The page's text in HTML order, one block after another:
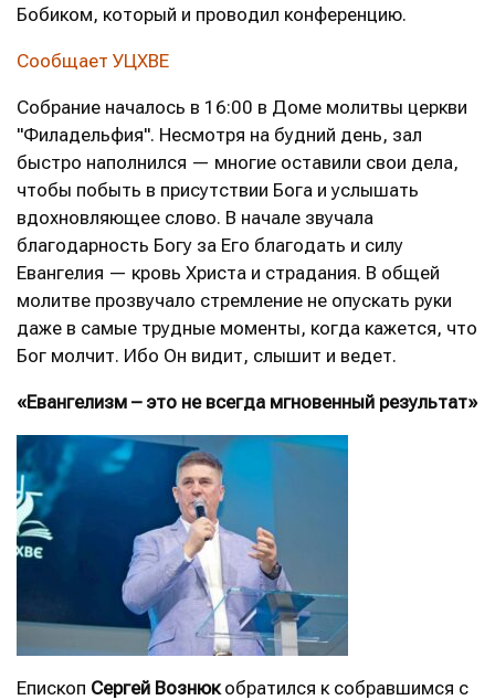
Бобиком, который и проводил конференцию.
Сообщает УЦХВЕ
Собрание началось в 16:00 в Доме молитвы церкви
"Филадельфия". Несмотря на будний день, зал
быстро наполнился — многие оставили свои дела,
чтобы побыть в присутствии Бога и услышать
вдохновляющее слово. В начале звучала
благодарность Богу за Его благодать и силу
Евангелия — кровь Христа и страдания. В общей
молитве прозвучало стремление не опускать руки
даже в самые трудные моменты, когда кажется, что
Бог молчит. Ибо Он видит, слышит и ведет.
«Евангелизм – это не всегда мгновенный результат»
Епископ Сергей Вознюкобратился к собравшимся с